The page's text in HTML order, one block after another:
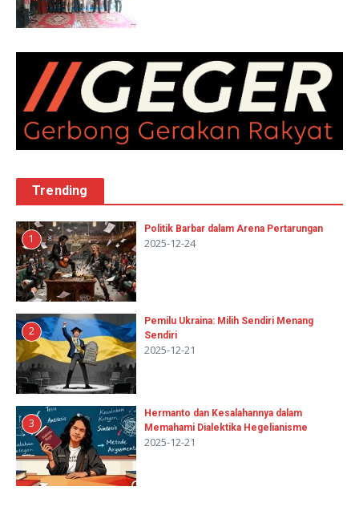
Trending
1
Politik Barbar dalam Arena Pertarungan
2025-12-24
2
Pemilu Ukraina: Milih Sendiri Menang
Sendiri
2025-12-21
3
Hermanto dan Kesalahannya dalam
Memahami Dialektika Hegelianisme
2025-12-21